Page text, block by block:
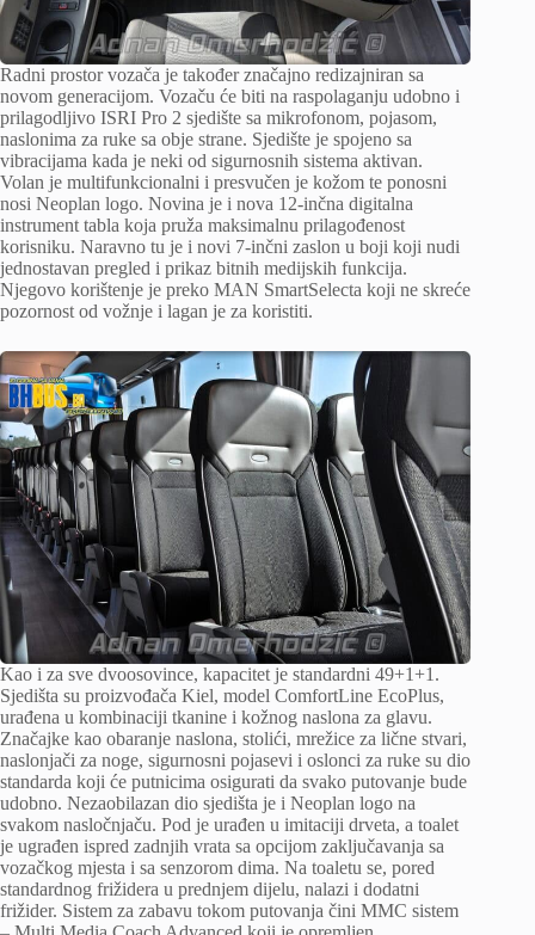
Radni prostor vozača je također značajno redizajniran sa
novom generacijom. Vozaču će biti na raspolaganju udobno i
prilagodljivo ISRI Pro 2 sjedište sa mikrofonom, pojasom,
naslonima za ruke sa obje strane. Sjedište je spojeno sa
vibracijama kada je neki od sigurnosnih sistema aktivan.
Volan je multifunkcionalni i presvučen je kožom te ponosni
nosi Neoplan logo. Novina je i nova 12-inčna digitalna
instrument tabla koja pruža maksimalnu prilagođenost
korisniku. Naravno tu je i novi 7-inčni zaslon u boji koji nudi
jednostavan pregled i prikaz bitnih medijskih funkcija.
Njegovo korištenje je preko MAN SmartSelecta koji ne skreće
pozornost od vožnje i lagan je za koristiti.
Kao i za sve dvoosovince, kapacitet je standardni 49+1+1.
Sjedišta su proizvođača Kiel, model ComfortLine EcoPlus,
urađena u kombinaciji tkanine i kožnog naslona za glavu.
Značajke kao obaranje naslona, stolići, mrežice za lične stvari,
naslonjači za noge, sigurnosni pojasevi i oslonci za ruke su dio
standarda koji će putnicima osigurati da svako putovanje bude
udobno. Nezaobilazan dio sjedišta je i Neoplan logo na
svakom nasločnjaču. Pod je urađen u imitaciji drveta, a toalet
je ugrađen ispred zadnjih vrata sa opcijom zaključavanja sa
vozačkog mjesta i sa senzorom dima. Na toaletu se, pored
standardnog frižidera u prednjem dijelu, nalazi i dodatni
frižider. Sistem za zabavu tokom putovanja čini MMC sistem